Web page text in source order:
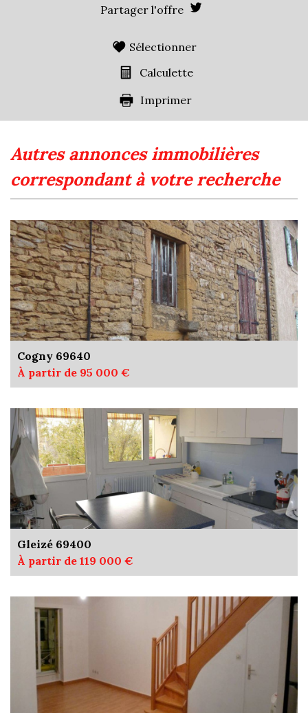
Partager l'offre
Sélectionner
Calculette
Imprimer
autres annonces immobilières
correspondant à votre recherche
Cogny 69640
À partir de 95 000 €
Gleizé 69400
À partir de 119 000 €